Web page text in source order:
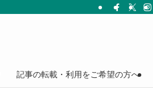
記事の転載・利用をご希望の方へ